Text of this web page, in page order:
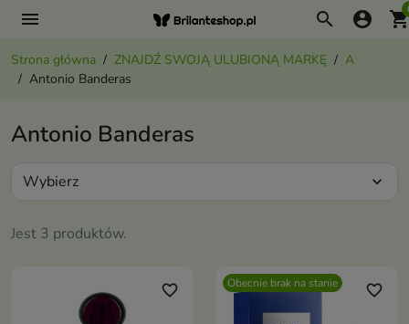
menu search account_circle
Strona główna ZNAJDŹ SWOJĄ ULUBIONĄ MARKĘ
A
Antonio Banderas
Antonio Banderas
Jest 3 produktów.
Wybierz expand_more
favorite_border Obecnie brak na stanie favorite_border